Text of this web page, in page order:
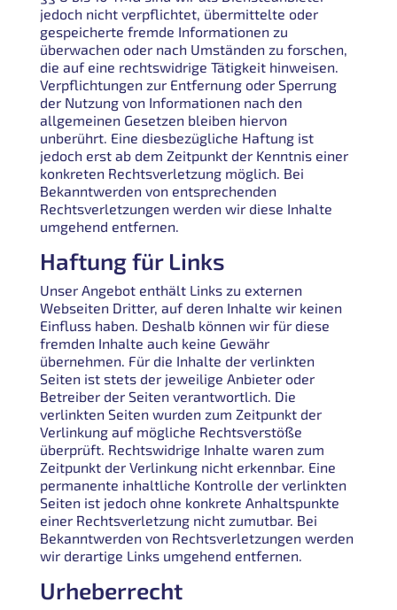
jedoch nicht verpflichtet, übermittelte oder
gespeicherte fremde Informationen zu
überwachen oder nach Umständen zu forschen,
die auf eine rechtswidrige Tätigkeit hinweisen.
Verpflichtungen zur Entfernung oder Sperrung
der Nutzung von Informationen nach den
allgemeinen Gesetzen bleiben hiervon
unberührt. Eine diesbezügliche Haftung ist
jedoch erst ab dem Zeitpunkt der Kenntnis einer
konkreten Rechtsverletzung möglich. Bei
Bekanntwerden von entsprechenden
Rechtsverletzungen werden wir diese Inhalte
umgehend entfernen.
Haftung für Links
Unser Angebot enthält Links zu externen
Webseiten Dritter, auf deren Inhalte wir keinen
Einfluss haben. Deshalb können wir für diese
fremden Inhalte auch keine Gewähr
übernehmen. Für die Inhalte der verlinkten
Seiten ist stets der jeweilige Anbieter oder
Betreiber der Seiten verantwortlich. Die
verlinkten Seiten wurden zum Zeitpunkt der
Verlinkung auf mögliche Rechtsverstöße
überprüft. Rechtswidrige Inhalte waren zum
Zeitpunkt der Verlinkung nicht erkennbar. Eine
permanente inhaltliche Kontrolle der verlinkten
Seiten ist jedoch ohne konkrete Anhaltspunkte
einer Rechtsverletzung nicht zumutbar. Bei
Bekanntwerden von Rechtsverletzungen werden
wir derartige Links umgehend entfernen.
Urheberrecht